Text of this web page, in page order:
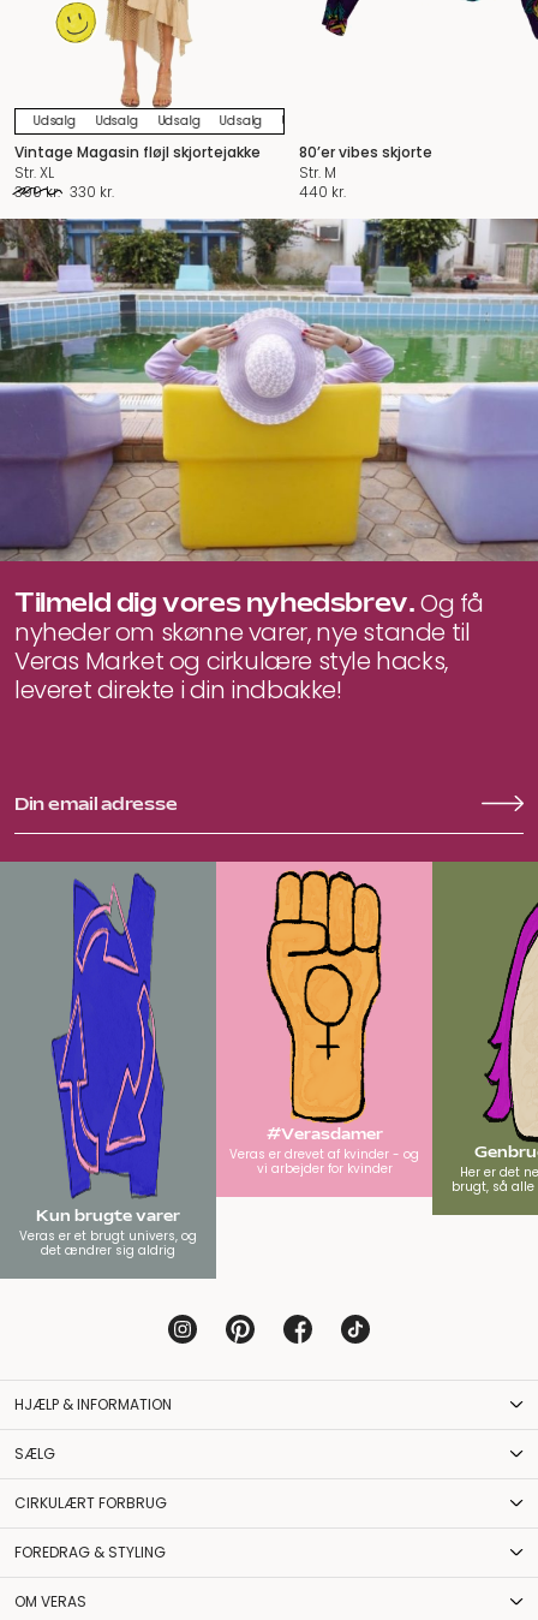
Udsalg Udsalg Udsalg Udsalg Udsalg
Vintage Magasin fløjl skjortejakke
Str. XL
390kr. Den
pris
var:
390 kr..
330 kr.
pris
er:
330 kr..
80’er vibes skjorte
Str. M
440 kr.
Tilmeld dig vores nyhedsbrev.Og få
nyheder om skønne varer, nye stande til
Veras Market og cirkulære style hacks,
leveret direkte i din indbakke!
Kun brugte varer
Veras er et brugt univers, og
det ændrer sig aldrig
#Verasdamer
Veras er drevet af kvinder - og
vi arbejder for kvinder
Her er det
brugt, så
HJÆLP & INFORMATION
SÆLG
CIRKULÆRT FORBRUG
FOREDRAG & STYLING
OM VERAS